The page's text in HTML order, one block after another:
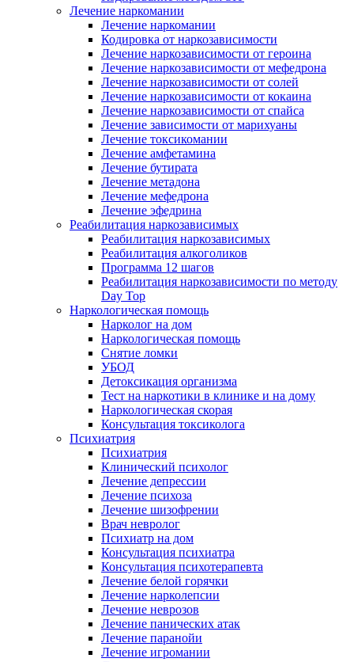
Лечение наркомании
Лечение наркомании
Кодировка от наркозависимости
Лечение наркозависимости от героина
Лечение наркозависимости от мефедрона
Лечение наркозависимости от солей
Лечение наркозависимости от кокаина
Лечение наркозависимости от спайса
Лечение зависимости от марихуаны
Лечение токсикомании
Лечение амфетамина
Лечение бутирата
Лечение метадона
Лечение мефедрона
Лечение эфедрина
Реабилитация наркозависимых
Реабилитация наркозависимых
Реабилитация алкоголиков
Программа 12 шагов
Реабилитация наркозависимости по методу
Day Top
Наркологическая помощь
Нарколог на дом
Наркологическая помощь
Снятие ломки
УБОД
Детоксикация организма
Тест на наркотики в клинике и на дому
Наркологическая скорая
Консультация токсиколога
Психиатрия
Психиатрия
Клинический психолог
Лечение депрессии
Лечение психоза
Лечение шизофрении
Врач невролог
Психиатр на дом
Консультация психиатра
Консультация психотерапевта
Лечение белой горячки
Лечение нарколепсии
Лечение неврозов
Лечение панических атак
Лечение паранойи
Лечение игромании